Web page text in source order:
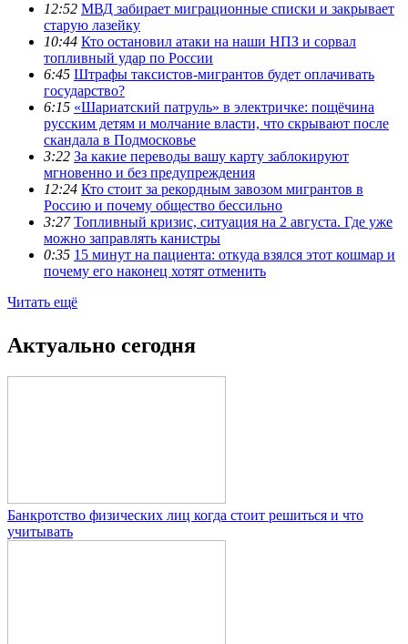
12:52 МВД забирает миграционные списки и закрывает
старую лазейку
10:44 Кто остановил атаки на наши НПЗ и сорвал
топливный удар по России
6:45 Штрафы таксистов-мигрантов будет оплачивать
государство?
6:15 «Шариатский патруль» в электричке: пощёчина
русским детям и молчание власти, что скрывают после
скандала в Подмосковье
3:22 За какие переводы вашу карту заблокируют
мгновенно и без предупреждения
12:24 Кто стоит за рекордным завозом мигрантов в
Россию и почему общество бессильно
3:27 Топливный кризис, ситуация на 2 августа. Где уже
можно заправлять канистры
0:35 15 минут на пациента: откуда взялся этот кошмар и
почему его наконец хотят отменить
Читать ещё
Актуально сегодня
Банкротство физических лиц когда стоит решиться и что
учитывать